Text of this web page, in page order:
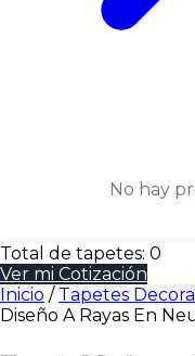
No hay
Total de tapetes: 0
Ver mi Cotización
Inicio / Tapetes
Diseño A Rayas En